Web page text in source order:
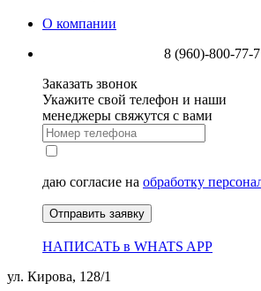
О компании
8 (960)-800-77-
Заказать звонок
Укажите свой телефон и наши
менеджеры свяжутся с вами
даю согласие на обработку
Отправить заявку
НАПИСАТЬ в WHATS APP
ул. Кирова, 128/1